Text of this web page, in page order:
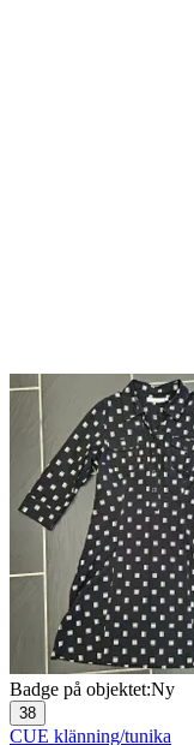
Badge på objektet:Ny
38
CUE klänning/tunika